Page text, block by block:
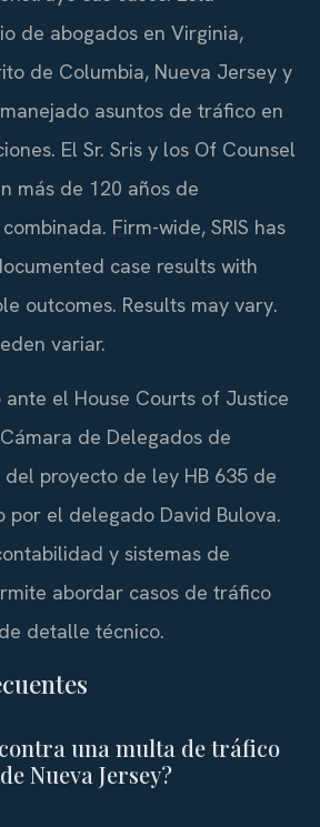
de abogados en Virginia,
de Columbia, Nueva Jersey y
asuntos de tráfico en
El Sr. Sris y los Of Counsel
más de 120 años de
Firm-wide, SRIS has
case results with
outcomes. Results may vary.
variar.
ante el House Courts of Justice
de Delegados de
proyecto de ley HB 635 de
por el delegado David Bulova.
y sistemas de
abordar casos de tráfico
detalle técnico.
una multa de tráfico
Nueva Jersey?